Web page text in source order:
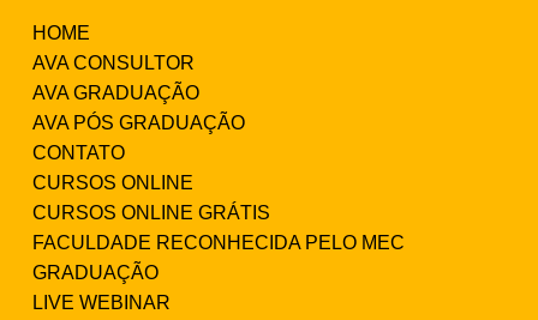
HOME
AVA CONSULTOR
AVA GRADUAÇÃO
AVA PÓS GRADUAÇÃO
CONTATO
CURSOS ONLINE
CURSOS ONLINE GRÁTIS
FACULDADE RECONHECIDA PELO MEC
GRADUAÇÃO
LIVE WEBINAR